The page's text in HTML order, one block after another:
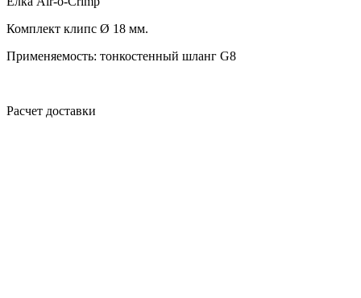
Комплект клипс Ø 18 мм.
Применяемость: тонкостенный шланг G8
Расчет доставки